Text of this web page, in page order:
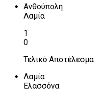
Ανθούπολη
Λαμία
1
0
Τελικό Αποτέλεσμα
Λαμία
Ελασσόνα